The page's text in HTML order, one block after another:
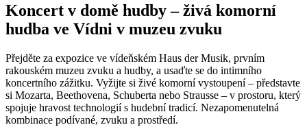
Koncert v domě hudby – živá komorní
hudba ve Vídni v muzeu zvuku
Přejděte za expozice ve vídeňském Haus der Musik, prvním
rakouském muzeu zvuku a hudby, a usaďte se do intimního
koncertního zážitku. Vyžijte si živé komorní vystoupení – představte
si Mozarta, Beethovena, Schuberta nebo Strausse – v prostoru, který
spojuje hravost technologií s hudební tradicí. Nezapomenutelná
kombinace podívané, zvuku a prostředí.